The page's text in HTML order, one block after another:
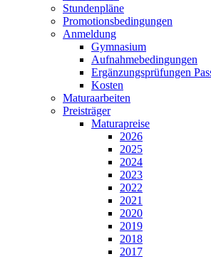
Stundenpläne
Promotionsbedingungen
Anmeldung
Gymnasium
Aufnahmebedingungen
Ergänzungsprüfungen
Kosten
Maturaarbeiten
Preisträger
Maturapreise
2026
2025
2024
2023
2022
2021
2020
2019
2018
2017